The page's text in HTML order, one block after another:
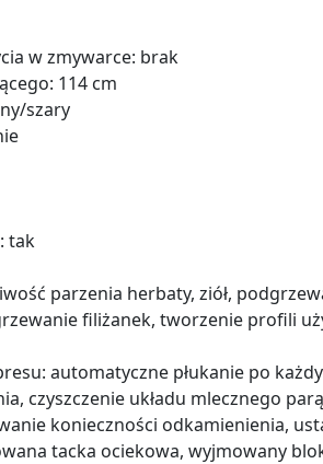
w zmywarce: brak
114 cm
szary
tak
parzenia herbaty, ziół,
filiżanek, tworzenie profili
automatyczne płukanie po
czyszczenie układu mlecznego
konieczności odkamienienia,
tacka ociekowa, wyjmowany